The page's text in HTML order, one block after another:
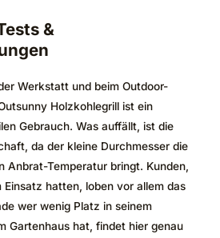
&
Werkstatt und beim Outdoor-
Holzkohlegrill ist ein
Gebrauch. Was auffällt, ist die
da der kleine Durchmesser die
Anbrat-Temperatur bringt. Kunden,
Einsatz hatten, loben vor allem das
wer wenig Platz in seinem
Gartenhaus hat, findet hier genau